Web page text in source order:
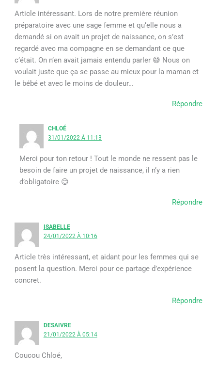
Article intéressant. Lors de notre première réunion
préparatoire avec une sage femme et qu’elle nous a
demandé si on avait un projet de naissance, on s’est
regardé avec ma compagne en se demandant ce que
c’était. On n’en avait jamais entendu parler 😅 Nous on
voulait juste que ça se passe au mieux pour la maman et
le bébé et avec le moins de douleur…
Répondre
CHLOÉ
31/01/2022 À 11:13
Merci pour ton retour ! Tout le monde ne ressent pas le
besoin de faire un projet de naissance, il n’y a rien
d’obligatoire 😊
Répondre
ISABELLE
24/01/2022 À 10:16
Article très intéressant, et aidant pour les femmes qui se
posent la question. Merci pour ce partage d’expérience
concret.
Répondre
DESAIVRE
21/01/2022 À 05:14
Coucou Chloé,